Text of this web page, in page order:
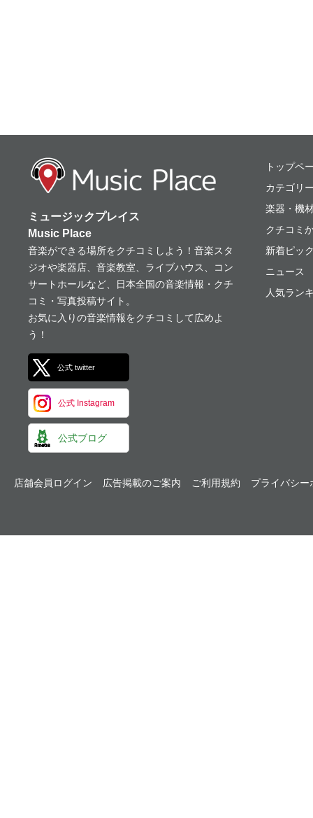
ミュージックプレ
ミュージックプレイス
Music Place
音楽ができる場所をクチコミしよう！音楽スタ
ジオや楽器店、音楽教室、ライブハウス、コン
サートホールなど、日本全国の音楽情報・クチ
コミ・写真投稿サイト。
お気に入りの音楽情報をクチコミして広めよ
う！
公式 twitter
公式 Instagram
公式ブログ
トップペ
カテゴリ
楽器・機
クチコミ
新着ピッ
ニュース
人気ラン
店舗会員ログイン 広告掲載のご案内 ご利用規約 プライバシー